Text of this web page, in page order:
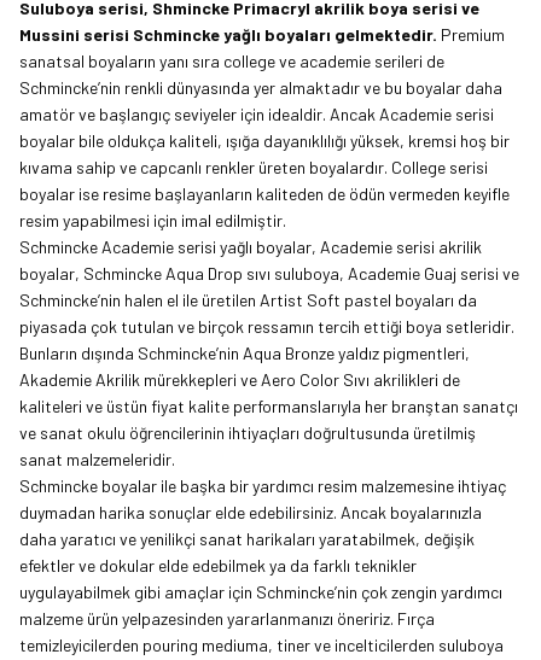
Suluboya serisi, Shmincke Primacryl akrilik boya serisi ve
Mussini serisi Schmincke yağlı boyaları gelmektedir. Premium
sanatsal boyaların yanı sıra college ve academie serileri de
Schmincke’nin renkli dünyasında yer almaktadır ve bu boyalar daha
amatör ve başlangıç seviyeler için idealdir. Ancak Academie serisi
boyalar bile oldukça kaliteli, ışığa dayanıklılığı yüksek, kremsi hoş bir
kıvama sahip ve capcanlı renkler üreten boyalardır. College serisi
boyalar ise resime başlayanların kaliteden de ödün vermeden keyifle
resim yapabilmesi için imal edilmiştir.
Schmincke Academie serisi yağlı boyalar, Academie serisi akrilik
boyalar, Schmincke Aqua Drop sıvı suluboya, Academie Guaj serisi ve
Schmincke’nin halen el ile üretilen Artist Soft pastel boyaları da
piyasada çok tutulan ve birçok ressamın tercih ettiği boya setleridir.
Bunların dışında Schmincke’nin Aqua Bronze yaldız pigmentleri,
Akademie Akrilik mürekkepleri ve Aero Color Sıvı akrilikleri de
kaliteleri ve üstün fiyat kalite performanslarıyla her branştan sanatçı
ve sanat okulu öğrencilerinin ihtiyaçları doğrultusunda üretilmiş
sanat malzemeleridir.
Schmincke boyalar ile başka bir yardımcı resim malzemesine ihtiyaç
duymadan harika sonuçlar elde edebilirsiniz. Ancak boyalarınızla
daha yaratıcı ve yenilikçi sanat harikaları yaratabilmek, değişik
efektler ve dokular elde edebilmek ya da farklı teknikler
uygulayabilmek gibi amaçlar için Schmincke’nin çok zengin yardımcı
malzeme ürün yelpazesinden yararlanmanızı öneririz. Fırça
temizleyicilerden pouring mediuma, tiner ve incelticilerden suluboya